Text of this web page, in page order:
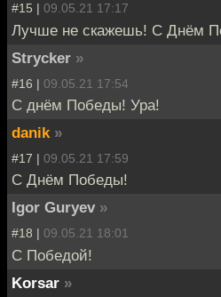
#15 | 09.05.21 17:17
Лучше не скажешь! С Днём
Strycker »
#16 | 09.05.21 17:54
С днём Победы! Ура!
danik »
#17 | 09.05.21 17:59
С Днём Победы!
Igor Guryev »
#18 | 09.05.21 18:01
С Победой!
Korsar »